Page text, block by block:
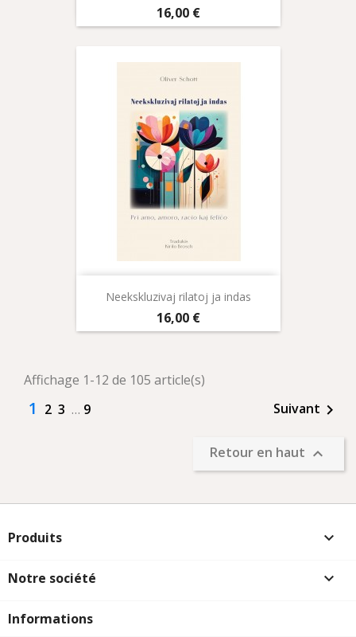
Prix
16,00 €
Neekskluzivaj rilatoj ja indas
Prix
16,00 €
Affichage 1-12 de 105 article(s)
1 2 3 … 9 Suivant 
Retour en haut 
Produits 
Notre société 
Informations